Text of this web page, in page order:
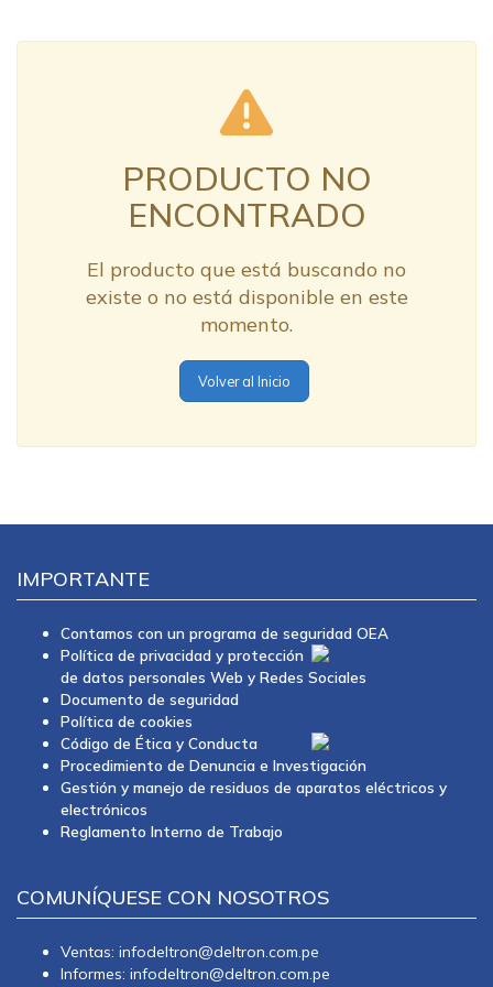
PRODUCTO NO
ENCONTRADO
El producto que está buscando no
existe o no está disponible en este
momento.
Volver al Inicio
IMPORTANTE
Contamos con un programa de seguridad OEA
Política de privacidad y protección
de datos personales Web y Redes Sociales
Documento de seguridad
Política de cookies
Código de Ética y Conducta
Procedimiento de Denuncia e Investigación
Gestión y manejo de residuos de aparatos eléctricos y
electrónicos
Reglamento Interno de Trabajo
COMUNÍQUESE CON NOSOTROS
Ventas: infodeltron@deltron.com.pe
Informes: infodeltron@deltron.com.pe